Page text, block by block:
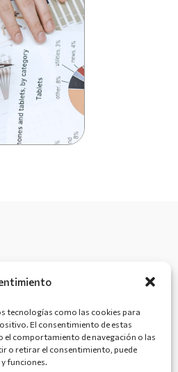
tecnologías como las cookies para
El consentimiento de estas
comportamiento de navegación o las
o retirar el consentimiento, puede
funciones.